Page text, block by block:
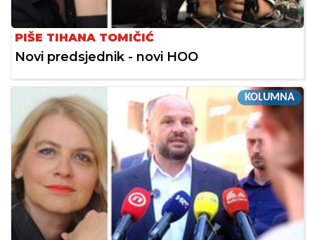
PIŠE TIHANA TOMIČIĆ
Novi predsjednik - novi HOO
KOLUMNA